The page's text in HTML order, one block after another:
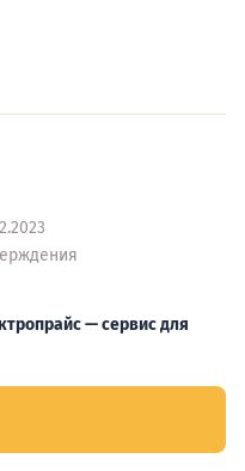
— сервис для